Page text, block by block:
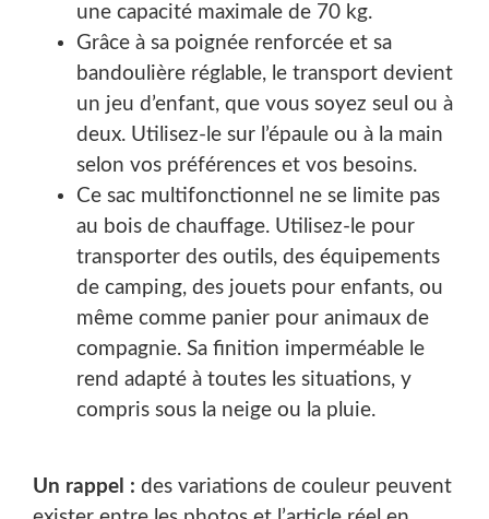
une capacité maximale de 70 kg.
Grâce à sa poignée renforcée et sa
bandoulière réglable, le transport devient
un jeu d’enfant, que vous soyez seul ou à
deux. Utilisez-le sur l’épaule ou à la main
selon vos préférences et vos besoins.
Ce sac multifonctionnel ne se limite pas
au bois de chauffage. Utilisez-le pour
transporter des outils, des équipements
de camping, des jouets pour enfants, ou
même comme panier pour animaux de
compagnie. Sa finition imperméable le
rend adapté à toutes les situations, y
compris sous la neige ou la pluie.
Un rappel : des variations de couleur peuvent